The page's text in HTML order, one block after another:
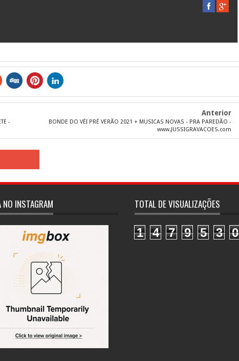
-
Anterior
BONDE DO VÉI PRÉ VERÃO 2021 + MUSICAS NOVAS - PRA PAREDÃO -
www.JUSSIGRAVACOES.com
NO INSTAGRAM TOTAL DE VISUALIZAÇÕES
1 4 7 9 5 3 0